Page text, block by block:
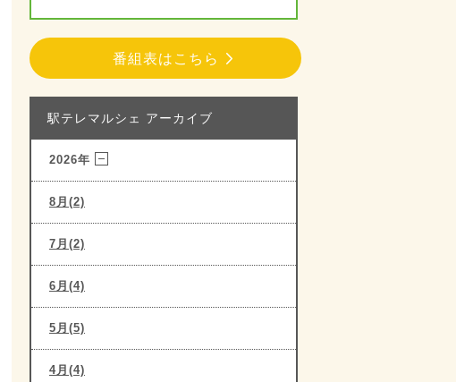
番組表はこちら
駅テレマルシェ アーカイブ
2026年
8月(2)
7月(2)
6月(4)
5月(5)
4月(4)